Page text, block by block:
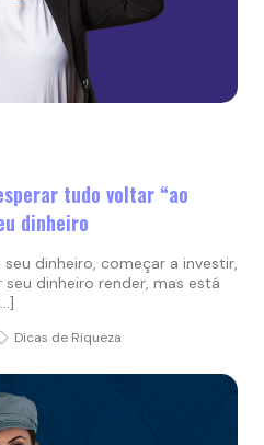
tudo voltar “ao
dinheiro
dinheiro, começar a investir,
dinheiro render, mas está
Dicas de Riqueza